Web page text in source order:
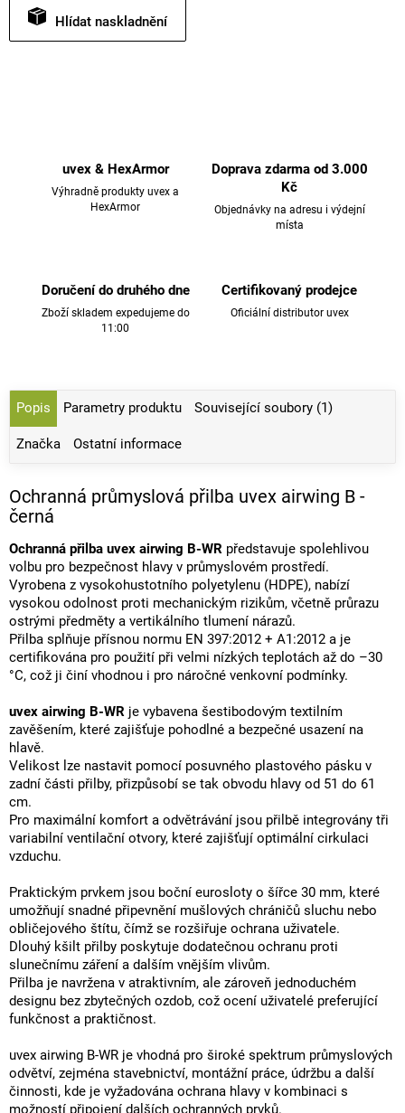
Hlídat
uvex & HexArmor
Výhradně produkty uvex a
HexArmor
Doprava zdarma od 3.000
Kč
Objednávky na adresu i výdejní
místa
Doručení do druhého dne
Zboží skladem expedujeme do
11:00
Certifikovaný prodejce
Oficiální distributor uvex
Popis Parametry produktu Související soubory (1)
Značka Ostatní informace
Ochranná průmyslová přilba uvex airwing B -
černá
Ochranná přilba uvex airwing B-WR představuje spolehlivou
volbu pro bezpečnost hlavy v průmyslovém prostředí.
Vyrobena z vysokohustotního polyetylenu (HDPE), nabízí
vysokou odolnost proti mechanickým rizikům, včetně průrazu
ostrými předměty a vertikálního tlumení nárazů.
Přilba splňuje přísnou normu EN 397:2012 + A1:2012 a je
certifikována pro použití při velmi nízkých teplotách až do –30
°C, což ji činí vhodnou i pro náročné venkovní podmínky.
uvex airwing B-WR je vybavena šestibodovým textilním
zavěšením, které zajišťuje pohodlné a bezpečné usazení na
hlavě.
Velikost lze nastavit pomocí posuvného plastového pásku v
zadní části přilby, přizpůsobí se tak obvodu hlavy od 51 do 61
cm.
Pro maximální komfort a odvětrávání jsou přilbě integrovány tři
variabilní ventilační otvory, které zajišťují optimální cirkulaci
vzduchu.
Praktickým prvkem jsou boční eurosloty o šířce 30 mm, které
umožňují snadné připevnění mušlových chráničů sluchu nebo
obličejového štítu, čímž se rozšiřuje ochrana uživatele.
Dlouhý kšilt přilby poskytuje dodatečnou ochranu proti
slunečnímu záření a dalším vnějším vlivům.
Přilba je navržena v atraktivním, ale zároveň jednoduchém
designu bez zbytečných ozdob, což ocení uživatelé preferující
funkčnost a praktičnost.
uvex airwing B-WR je vhodná pro široké spektrum průmyslových
odvětví, zejména stavebnictví, montážní práce, údržbu a další
činnosti, kde je vyžadována ochrana hlavy v kombinaci s